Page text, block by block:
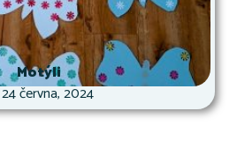
Motýli
24 června, 2024